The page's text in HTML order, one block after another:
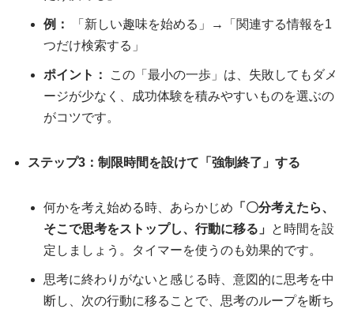
例：
「新しい趣味を始める」→「関連する情報を1
つだけ検索する」
ポイント：
この「最小の一歩」は、失敗してもダメ
ージが少なく、成功体験を積みやすいものを選ぶの
がコツです。
ステップ3：制限時間を設けて「強制終了」する
何かを考え始める時、あらかじめ 「〇分考えたら、
そこで思考をストップし、行動に移る」 と時間を設
定しましょう。タイマーを使うのも効果的です。
思考に終わりがないと感じる時、意図的に思考を中
断し、次の行動に移ることで、思考のループを断ち